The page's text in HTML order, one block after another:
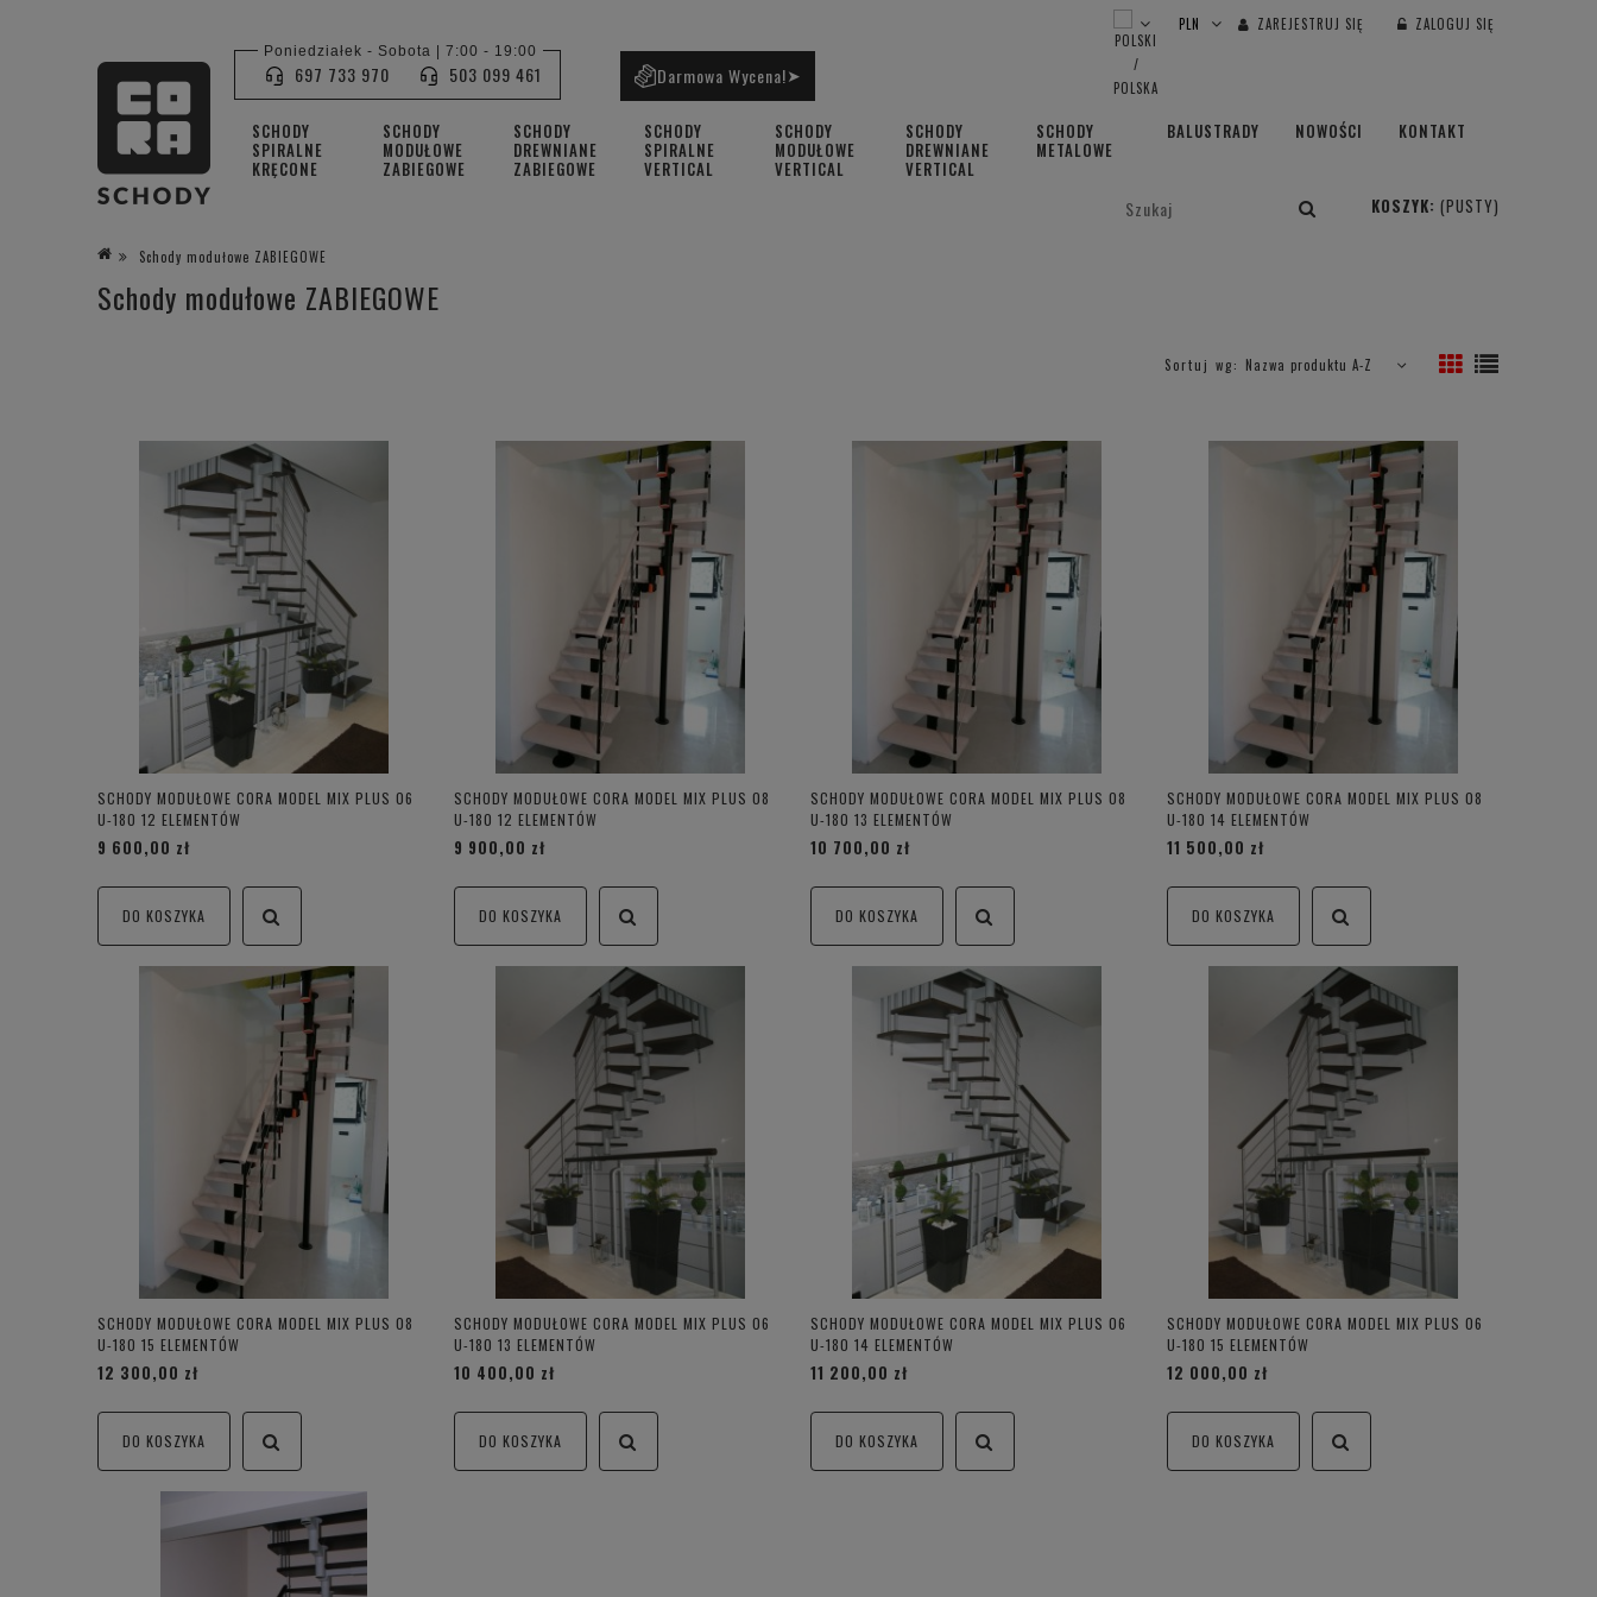
ZAREJESTRUJ SIĘ ZALOGUJ SIĘ
SCHODY
SPIRALNE
KRĘCONE
SCHODY
MODUŁOWE
ZABIEGOWE
SCHODY
DREWNIANE
ZABIEGOWE
SCHODY
SPIRALNE
VERTICAL
SCHODY
MODUŁOWE
VERTICAL
SCHODY
DREWNIANE
VERTICAL
SCHODY
METALOWE
BALUSTRADY NOWOŚCI KONTAKT
Poniedziałek - Sobota | 7:00 - 19:00
697 733 970 503 099 461 Darmowa Wycena!➤
KOSZYK: (PUSTY)
Schody modułowe ZABIEGOWE
Schody modułowe ZABIEGOWE
Sortuj wg: Nazwa produktu A-Z
SCHODY MODUŁOWE CORA MODEL MIX PLUS 06
U-180 12 ELEMENTÓW
9 600,00 zł
DO KOSZYKA
SCHODY MODUŁOWE CORA MODEL MIX PLUS 08
U-180 12 ELEMENTÓW
9 900,00 zł
DO KOSZYKA
SCHODY MODUŁOWE CORA MODEL MIX PLUS 08
U-180 13 ELEMENTÓW
10 700,00 zł
DO KOSZYKA
SCHODY MODUŁOWE CORA MODEL MIX PLUS 08
U-180 14 ELEMENTÓW
11 500,00 zł
DO KOSZYKA
SCHODY MODUŁOWE CORA MODEL MIX PLUS 08
U-180 15 ELEMENTÓW
12 300,00 zł
DO KOSZYKA
SCHODY MODUŁOWE CORA MODEL MIX PLUS 06
U-180 13 ELEMENTÓW
10 400,00 zł
DO KOSZYKA
SCHODY MODUŁOWE CORA MODEL MIX PLUS 06
U-180 14 ELEMENTÓW
11 200,00 zł
DO KOSZYKA
SCHODY MODUŁOWE CORA MODEL MIX PLUS 06
U-180 15 ELEMENTÓW
12 000,00 zł
DO KOSZYKA